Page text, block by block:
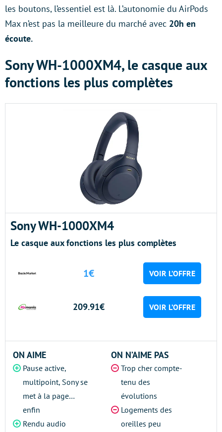
les boutons, l’essentiel est là. L’autonomie du AirPods
Max n’est pas la meilleure du marché avec 20h en
écoute.
Sony WH-1000XM4, le casque aux
fonctions les plus complètes
Sony WH-1000XM4
Le casque aux fonctions les plus complètes
1€ VOIR L’OFFRE
209.91€ VOIR L’OFFRE
ON AIME
Pause active,
multipoint, Sony se
met à la page…
enfin
Rendu audio
ON N’AIME PAS
Trop cher compte-
tenu des
évolutions
Logements des
oreilles peu